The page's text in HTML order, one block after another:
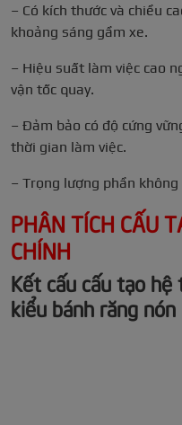
– Có kích thước và chiều
khoảng sáng gầm xe.
– Hiệu suất làm việc cao
vận tốc quay.
– Đảm bảo có độ cứng
thời gian làm việc.
– Trọng lượng phần
PHÂN TÍCH CẤU
CHÍNH
Kết cấu cấu tạo
kiểu bánh răng